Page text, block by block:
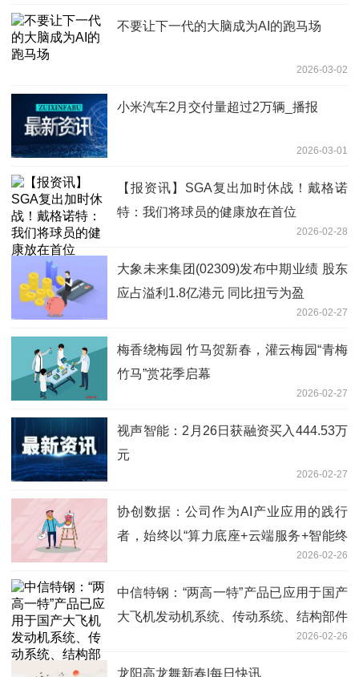
不要让下一代的大脑成为AI的跑马场
2026-03-02
小米汽车2月交付量超过2万辆_播报
2026-03-01
【报资讯】SGA复出加时休战！戴格诺
特：我们将球员的健康放在首位
2026-02-28
大象未来集团(02309)发布中期业绩 股东
应占溢利1.8亿港元 同比扭亏为盈
2026-02-27
梅香绕梅园 竹马贺新春，灌云梅园“青梅
竹马”赏花季启幕
2026-02-27
视声智能：2月26日获融资买入444.53万
元
2026-02-27
协创数据：公司作为AI产业应用的践行
者，始终以“算力底座+云端服务+智能终
端”三位一体布局为核心-焦点简讯2026-02-26
中信特钢：“两高一特”产品已应用于国产
大飞机发动机系统、传动系统、结构部件
2026-02-26
龙阳高龙舞新春|每日快讯